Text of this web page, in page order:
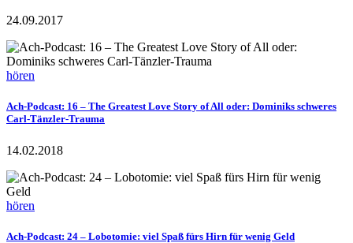
24.09.2017
hören
Ach-Podcast: 16 – The Greatest Love Story of All oder: Dominiks schweres
Carl-Tänzler-Trauma
14.02.2018
hören
Ach-Podcast: 24 – Lobotomie: viel Spaß fürs Hirn für wenig Geld